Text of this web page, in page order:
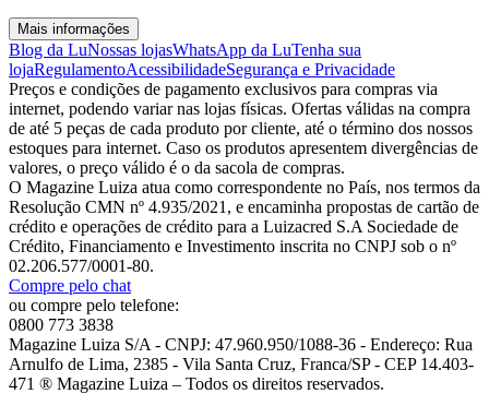
Mais informações
Blog da LuNossas lojasWhatsApp da LuTenha sua
lojaRegulamentoAcessibilidadeSegurança e Privacidade
Preços e condições de pagamento exclusivos para compras via
internet, podendo variar nas lojas físicas. Ofertas válidas na compra
de até 5 peças de cada produto por cliente, até o término dos nossos
estoques para internet. Caso os produtos apresentem divergências de
valores, o preço válido é o da sacola de compras.
O Magazine Luiza atua como correspondente no País, nos termos da
Resolução CMN nº 4.935/2021, e encaminha propostas de cartão de
crédito e operações de crédito para a Luizacred S.A Sociedade de
Crédito, Financiamento e Investimento inscrita no CNPJ sob o nº
02.206.577/0001-80.
Compre pelo chat
ou compre pelo telefone:
0800 773 3838
Magazine Luiza S/A - CNPJ: 47.960.950/1088-36 - Endereço: Rua
Arnulfo de Lima, 2385 - Vila Santa Cruz, Franca/SP - CEP 14.403-
471 ® Magazine Luiza – Todos os direitos reservados.